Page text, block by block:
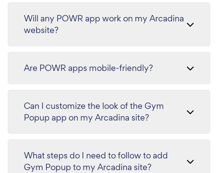
Will any POWR app work on my Arcadina
website?
Are POWR apps mobile-friendly?
Can I customize the look of the Gym
Popup app on my Arcadina site?
What steps do I need to follow to add
Gym Popup to my Arcadina site?